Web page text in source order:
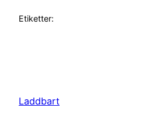
Etiketter:
Laddbart